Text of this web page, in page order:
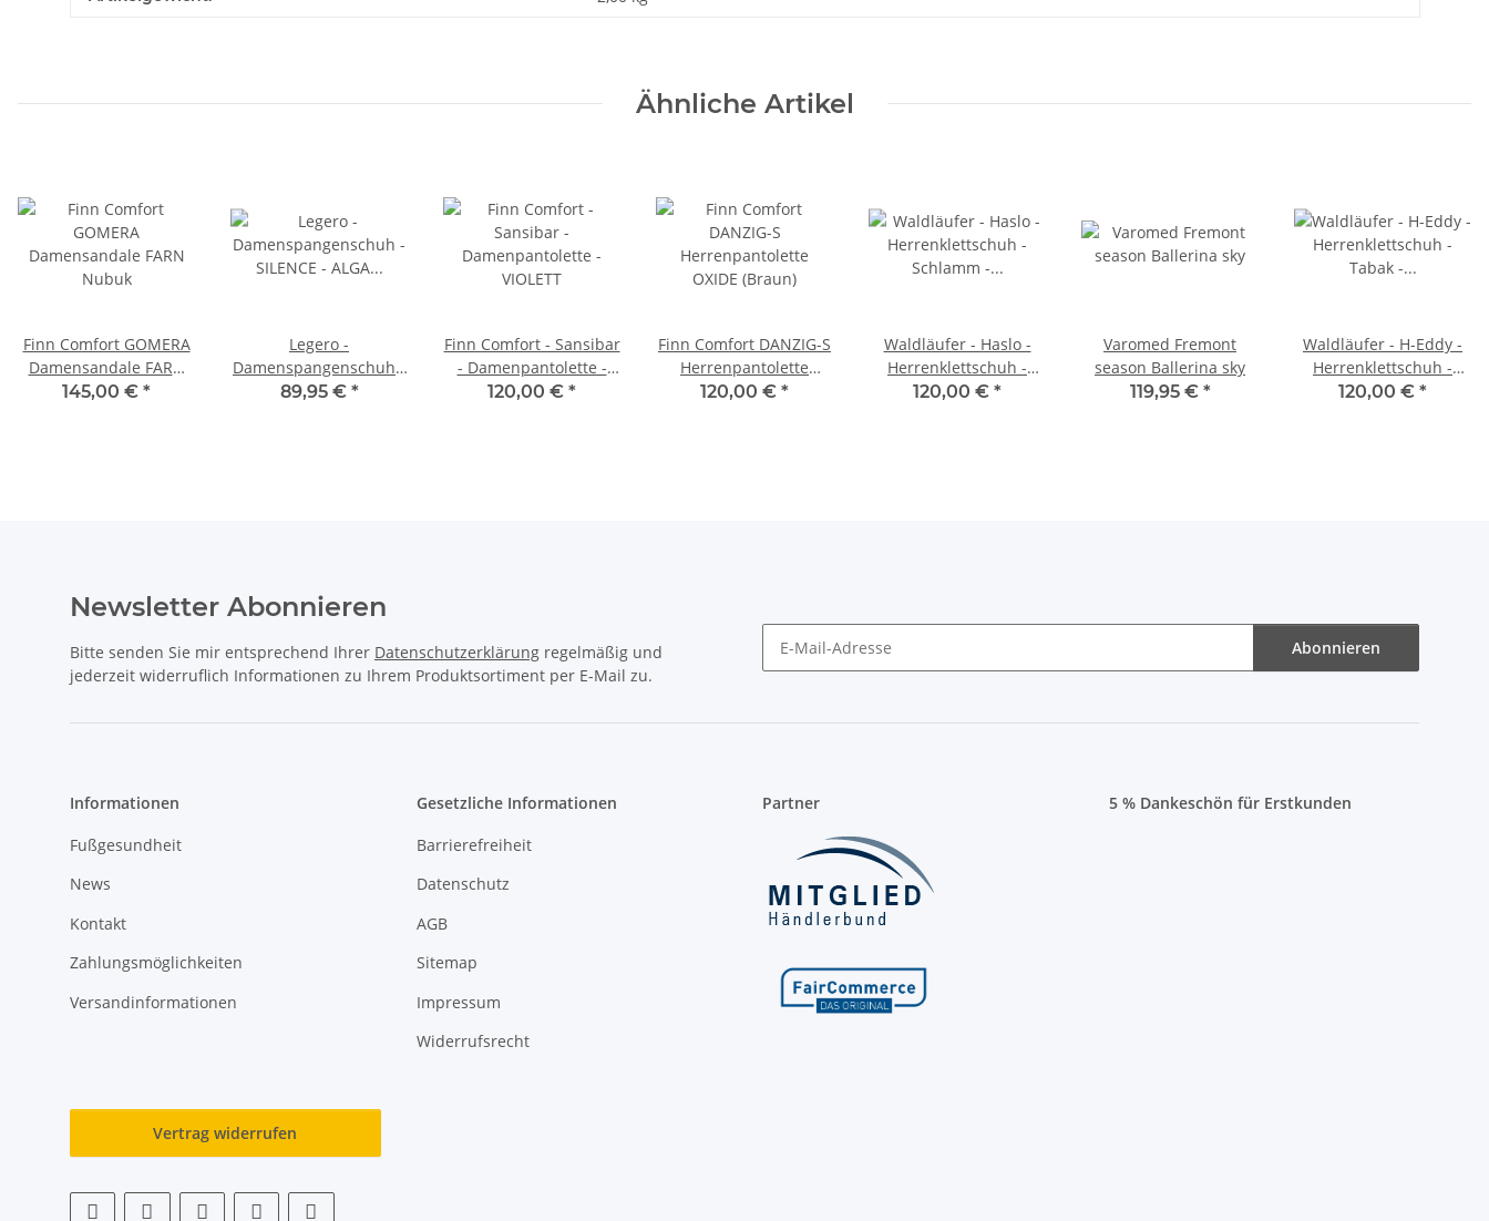
Ähnliche Artikel
Finn Comfort GOMERA
Damensandale FARN
Nubuk
145,00 € *
Legero -
Damenspangenschuh -
SILENCE - ALGA
89,95 € *
Finn Comfort - Sansibar
- Damenpantolette -
VIOLETT
120,00 € *
Finn Comfort DANZIG-S
Herrenpantolette
OXIDE (Braun)
120,00 € *
Waldläufer - Haslo -
Herrenklettschuh -
Schlamm - Weite-H
120,00 € *
Varomed Fremont
season Ballerina sky
119,95 € *
Waldläufer - H-Eddy -
Herrenklettschuh -
Tabak - Weite-H
120,00 € *
Newsletter Abonnieren
Bitte senden Sie mir entsprechend Ihrer Datenschutzerklärung regelmäßig und
jederzeit widerruflich Informationen zu Ihrem Produktsortiment per E-Mail zu.
Abonnieren
Informationen
Fußgesundheit
News
Kontakt
Zahlungsmöglichkeiten
Versandinformationen
Gesetzliche Informationen
Barrierefreiheit
Datenschutz
AGB
Sitemap
Impressum
Widerrufsrecht
Partner 5 % Dankeschön für Erstkunden
Vertrag widerrufen